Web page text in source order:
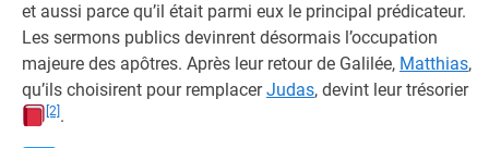
et aussi parce qu’il était parmi eux le principal prédicateur.
Les sermons publics devinrent désormais l’occupation
majeure des apôtres. Après leur retour de Galilée, Matthias,
qu’ils choisirent pour remplacerJudas, devint leur trésorier
[2] .